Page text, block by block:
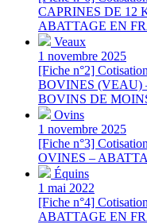
CAPRINES DE 12
ABATTAGE EN
Veaux
1 novembre 2025
[Fiche n°2]
BOVINES (VEAU)
BOVINS DE
Ovins
1 novembre 2025
[Fiche n°3]
OVINES –
Équins
1 mai 2022
[Fiche n°4]
ABATTAGE EN